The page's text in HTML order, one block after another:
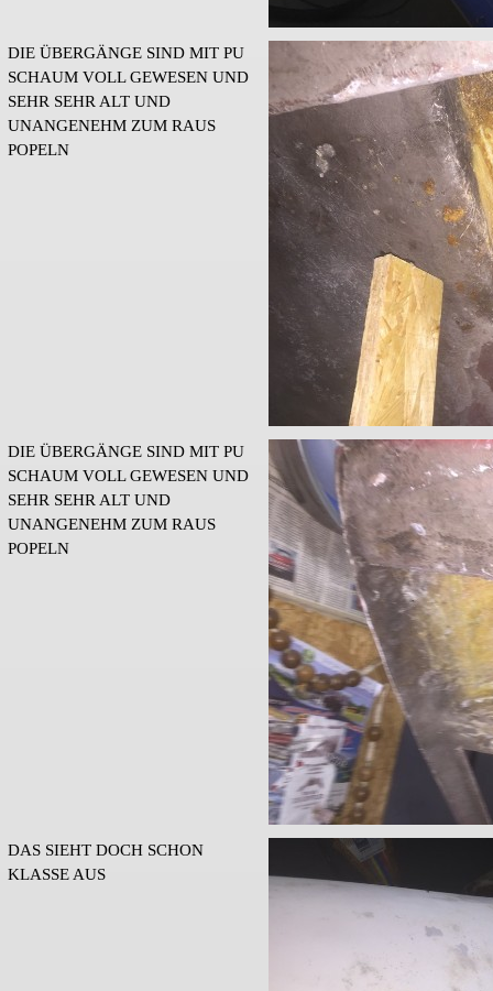
DIE ÜBERGÄNGE SIND MIT PU
SCHAUM VOLL GEWESEN UND
SEHR SEHR ALT UND
UNANGENEHM ZUM RAUS
POPELN
DIE ÜBERGÄNGE SIND MIT PU
SCHAUM VOLL GEWESEN UND
SEHR SEHR ALT UND
UNANGENEHM ZUM RAUS
POPELN
DAS SIEHT DOCH SCHON
KLASSE AUS